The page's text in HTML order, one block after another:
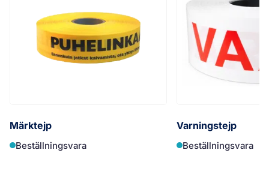
Märktejp
Beställningsvara
Varningstejp
Beställningsvara